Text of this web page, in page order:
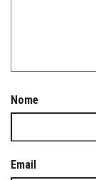
Nome
Email